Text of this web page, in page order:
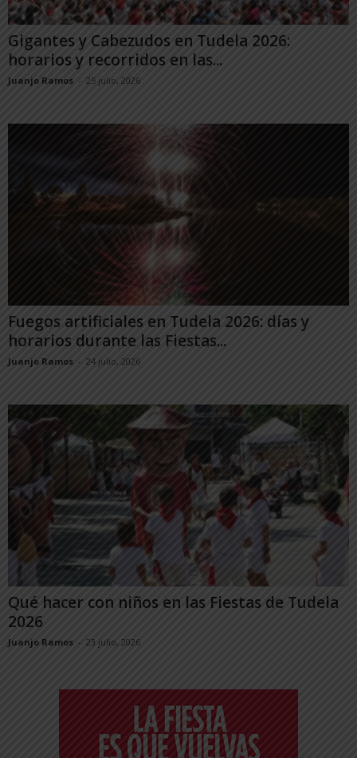
Gigantes y Cabezudos en Tudela 2026:
horarios y recorridos en las...
Juanjo Ramos - 25 julio, 2026
Fuegos artificiales en Tudela 2026: días y
horarios durante las Fiestas...
Juanjo Ramos - 24 julio, 2026
Qué hacer con niños en las Fiestas de Tudela
2026
Juanjo Ramos - 23 julio, 2026